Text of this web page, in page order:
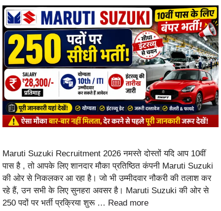
Maruti Suzuki Recruitment 2026 नमस्ते दोस्तों यदि आप 10वीं
पास है , तो आपके लिए शानदार मौका प्रतिष्ठित कंपनी Maruti Suzuki
की ओर से निकलकर आ रहा है। जो भी उम्मीदवार नौकरी की तलाश कर
रहे हैं, उन सभी के लिए सुनहरा अवसर है। Maruti Suzuki की ओर से
250 पदों पर भर्ती प्रक्रिया शुरू … Read more